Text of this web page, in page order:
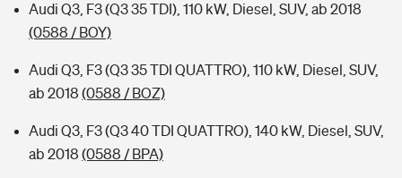
Audi Q3, F3 (Q3 35 TDI), 110 kW, Diesel, SUV, ab 2018
(0588 / BOY)
Audi Q3, F3 (Q3 35 TDI QUATTRO), 110 kW, Diesel, SUV,
ab 2018 (0588 / BOZ)
Audi Q3, F3 (Q3 40 TDI QUATTRO), 140 kW, Diesel, SUV,
ab 2018 (0588 / BPA)